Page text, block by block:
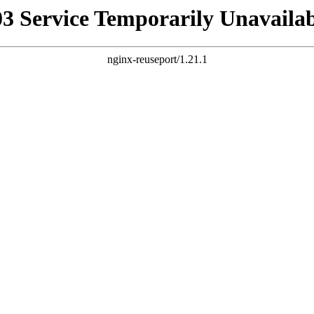
Service Temporarily
nginx-reuseport/1.21.1